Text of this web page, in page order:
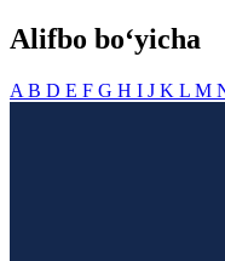
Alifbo bo‘yicha
A B D E F G H I J K L M